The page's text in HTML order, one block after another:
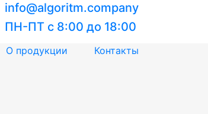
info@algoritm.company
ПН-ПТ с 8:00 до 18:00
О продукции Контакты